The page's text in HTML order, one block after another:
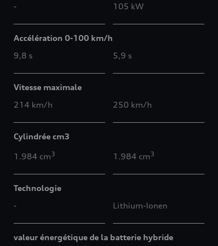
-
105 kW
Accélération 0-100 km/h
9,8 s
5,9 s
Vitesse maximale
214 km/h
250 km/h
Cylindrée cm3
1.984 cm3 1.984 cm3
Technologie
-
Lithium-Ionen
valeur énergétique de la batterie hybride